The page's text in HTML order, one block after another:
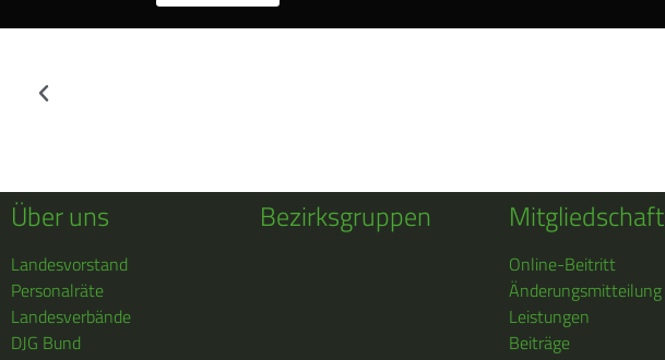
Über uns
Landesvorstand
Personalräte
Landesverbände
DJG Bund
Bezirksgruppen Mitgliedschaft
Online-Beitritt
Änderungsmitteilung
Leistungen
Beiträge